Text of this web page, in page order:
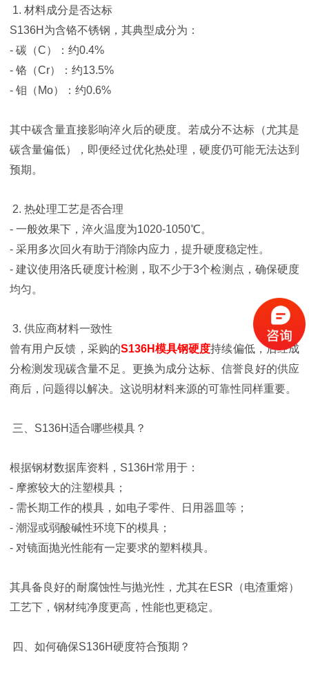
1. 材料成分是否达标
S136H为含铬不锈钢，其典型成分为：
- 碳（C）：约0.4%
- 铬（Cr）：约13.5%
- 钼（Mo）：约0.6%
其中碳含量直接影响淬火后的硬度。若成分不达标（尤其是
碳含量偏低），即便经过优化热处理，硬度仍可能无法达到
预期。
2. 热处理工艺是否合理
- 一般效果下，淬火温度为1020-1050℃。
- 采用多次回火有助于消除内应力，提升硬度稳定性。
- 建议使用洛氏硬度计检测，取不少于3个检测点，确保硬度
均匀。
3. 供应商材料一致性
曾有用户反馈，采购的S136H模具钢硬度持续偏低，后经成
分检测发现碳含量不足。更换为成分达标、信誉良好的供应
商后，问题得以解决。这说明材料来源的可靠性同样重要。
三、S136H适合哪些模具？
根据钢材数据库资料，S136H常用于：
- 摩擦较大的注塑模具；
- 需长期工作的模具，如电子零件、日用器皿等；
- 潮湿或弱酸碱性环境下的模具；
- 对镜面抛光性能有一定要求的塑料模具。
其具备良好的耐腐蚀性与抛光性，尤其在ESR（电渣重熔）
工艺下，钢材纯净度更高，性能也更稳定。
四、如何确保S136H硬度符合预期？